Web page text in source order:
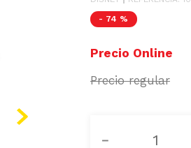
- 74 %
－